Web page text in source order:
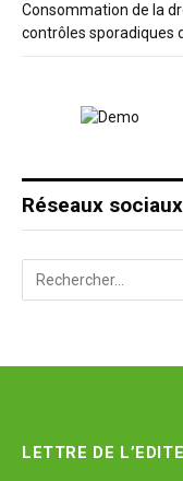
Consommation de la
contrôles sporadiques
Réseaux sociaux
LETTRE DE